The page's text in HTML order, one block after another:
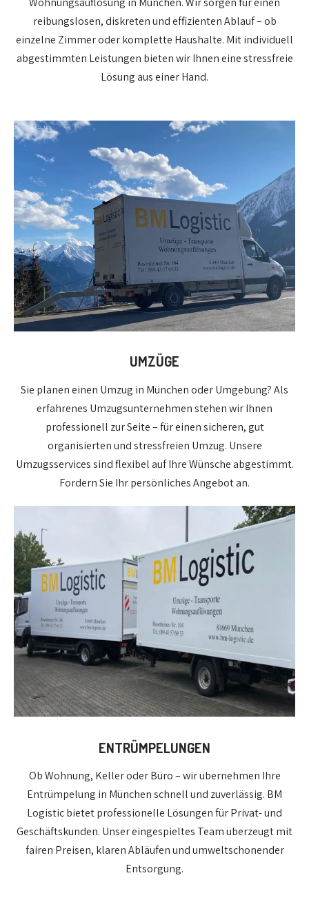
reibungslosen, diskreten und effizienten Ablauf – ob
einzelne Zimmer oder komplette Haushalte. Mit individuell
abgestimmten Leistungen bieten wir Ihnen eine stressfreie
Lösung aus einer Hand.
UMZÜGE
Sie planen einen Umzug in München oder Umgebung? Als
erfahrenes Umzugsunternehmen stehen wir Ihnen
professionell zur Seite – für einen sicheren, gut
organisierten und stressfreien Umzug. Unsere
Umzugsservices sind flexibel auf Ihre Wünsche abgestimmt.
Fordern Sie Ihr persönliches Angebot an.
ENTRÜMPELUNGEN
Ob Wohnung, Keller oder Büro – wir übernehmen Ihre
Entrümpelung in München schnell und zuverlässig. BM
Logistic bietet professionelle Lösungen für Privat- und
Geschäftskunden. Unser eingespieltes Team überzeugt mit
fairen Preisen, klaren Abläufen und umweltschonender
Entsorgung.